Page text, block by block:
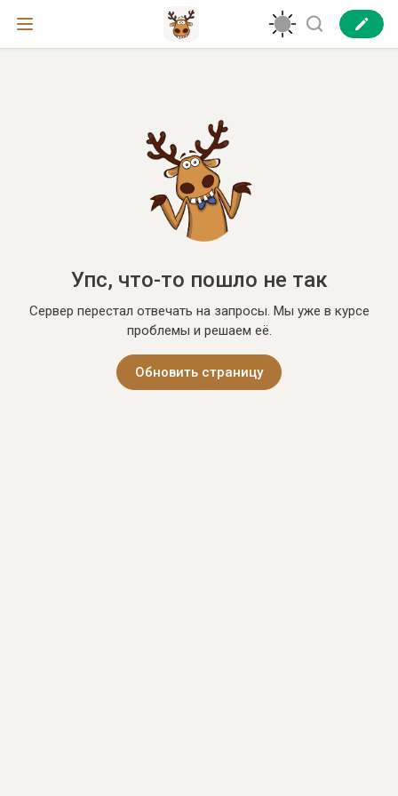
Упс, что-то пошло не так
Сервер перестал отвечать на запросы. Мы уже в курсе
проблемы и решаем её.
Обновить страницу